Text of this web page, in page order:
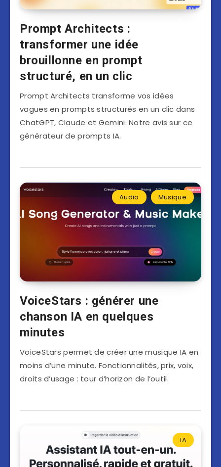
Prompt Architects :
transformer une idée
brouillonne en prompt
structuré, en un clic
Prompt Architects transforme vos idées
vagues en prompts structurés en un clic dans
ChatGPT, Claude et Gemini. Notre avis sur ce
générateur de prompts IA.
Audio Musique
VoiceStars : générer une
chanson IA en quelques
minutes
VoiceStars permet de créer une musique IA en
moins d’une minute. Fonctionnalités, prix, voix,
droits d’usage : tour d’horizon de l’outil.
IA